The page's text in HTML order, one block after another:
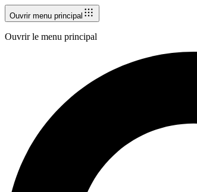
Ouvrir menu principal
Ouvrir le menu principal